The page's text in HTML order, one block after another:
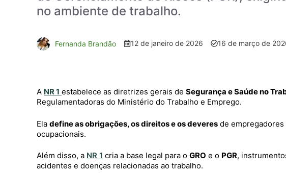
no ambiente de trabalho.
Fernanda Brandão 12 de janeiro de 2026 16 de março de
A NR 1 estabelece as diretrizes gerais de Segurança e Saúde no
Regulamentadoras do Ministério do Trabalho e Emprego.
Ela define as obrigações, os direitos e os deveres de
ocupacionais.
Além disso, a NR 1 cria a base legal para o GRO e o PGR,
acidentes e doenças relacionadas ao trabalho.